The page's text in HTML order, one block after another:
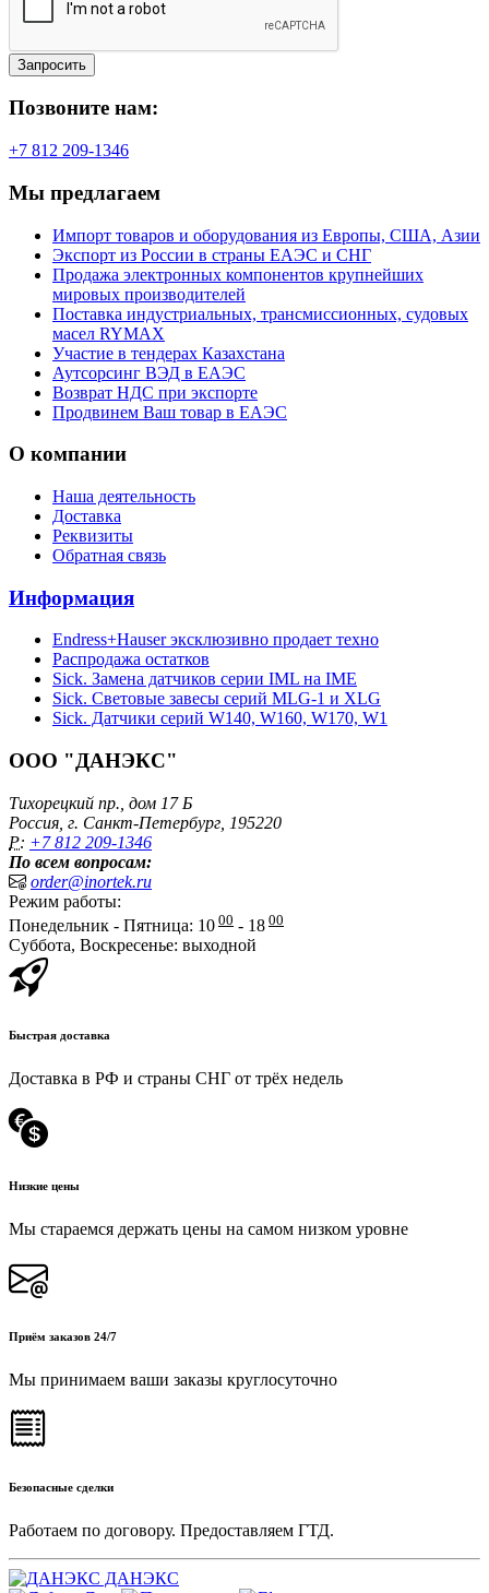
Запросить
Позвоните нам:
+7 812 209-1346
Мы предлагаем
Импорт товаров и оборудования из Европы, США, Азии
Экспорт из России в страны ЕАЭС и СНГ
Продажа электронных компонентов крупнейших
мировых производителей
Поставка индустриальных, трансмиссионных, судовых
масел RYMAX
Участие в тендерах Казахстана
Аутсорсинг ВЭД в ЕАЭС
Возврат НДС при экспорте
Продвинем Ваш товар в ЕАЭС
О компании
Наша деятельность
Доставка
Реквизиты
Обратная связь
Информация
Endress+Hauser эксклюзивно продает техно
Распродажа остатков
Sick. Замена датчиков серии IML на IME
Sick. Световые завесы серий MLG-1 и XLG
Sick. Датчики серий W140, W160, W170, W1
ООО "ДАНЭКС"
Тихорецкий пр., дом 17 Б
Россия, г. Санкт-Петербург, 195220
P: +7 812 209-1346
По всем вопросам:
order@inortek.ru
Режим работы:
Понедельник - Пятница: 10 00 - 18 00
Суббота, Воскресенье: выходной
Быстрая доставка
Доставка в РФ и страны СНГ от трёх недель
Низкие цены
Мы стараемся держать цены на самом низком уровне
Приём заказов 24/7
Мы принимаем ваши заказы круглосуточно
Безопасные сделки
Работаем по договору. Предоставляем ГТД.
ДАНЭКС